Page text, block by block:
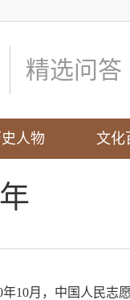
精选问答
人物 文化
10月，中国人民